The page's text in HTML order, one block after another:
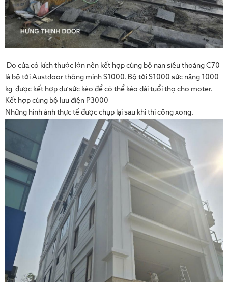
Do cửa có kích thước lớn nên kết hợp cùng bộ nan siêu thoáng C70
là bộ tời Austdoor thông minh S1000. Bộ tời S1000 sức nâng 1000
kg được kết hợp dư sức kéo để có thể kéo dài tuổi thọ cho moter.
Kết hợp cùng bộ lưu điện P3000
Những hình ảnh thực tế được chụp lại sau khi thi công xong.